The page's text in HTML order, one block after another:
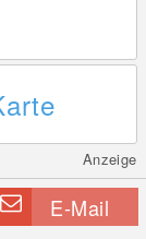
Anzeige
E-Mail